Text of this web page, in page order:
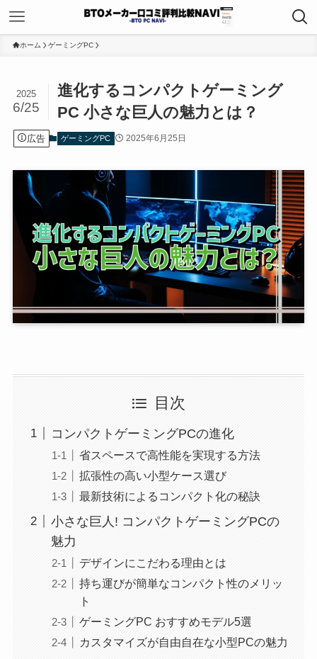
ホーム ゲーミングPC
進化するコンパクトゲーミング
PC 小さな巨人の魅力とは？
2025
6/25
広告 ゲーミングPC 2025年6月25日
目次
コンパクトゲーミングPCの進化
省スペースで高性能を実現する方法
拡張性の高い小型ケース選び
最新技術によるコンパクト化の秘訣
小さな巨人! コンパクトゲーミングPCの
魅力
デザインにこだわる理由とは
持ち運びが簡単なコンパクト性のメリッ
ト
ゲーミングPC おすすめモデル5選
カスタマイズが自由自在な小型PCの魅力